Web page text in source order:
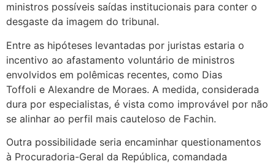
ministros possíveis saídas institucionais para conter o
desgaste da imagem do tribunal.
Entre as hipóteses levantadas por juristas estaria o
incentivo ao afastamento voluntário de ministros
envolvidos em polêmicas recentes, como Dias
Toffoli e Alexandre de Moraes. A medida, considerada
dura por especialistas, é vista como improvável por não
se alinhar ao perfil mais cauteloso de Fachin.
Outra possibilidade seria encaminhar questionamentos
à Procuradoria-Geral da República, comandada